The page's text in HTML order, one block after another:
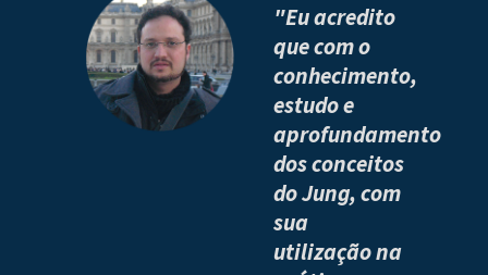
"Eu acredito
que com o
conhecimento,
estudo e
aprofundamento
dos conceitos
do Jung, com
sua
utilização na